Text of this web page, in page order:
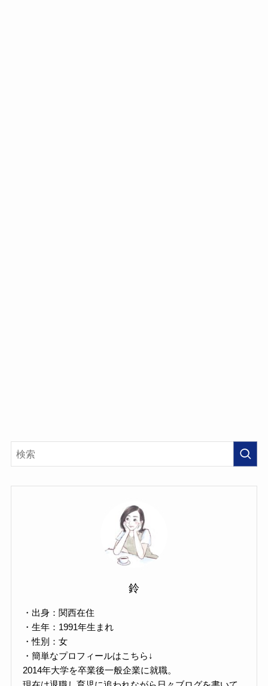
鈴
・出身：関西在住
・生年：1991年生まれ
・性別：女
・簡単なプロフィールはこちら↓
2014年大学を卒業後一般企業に就職。